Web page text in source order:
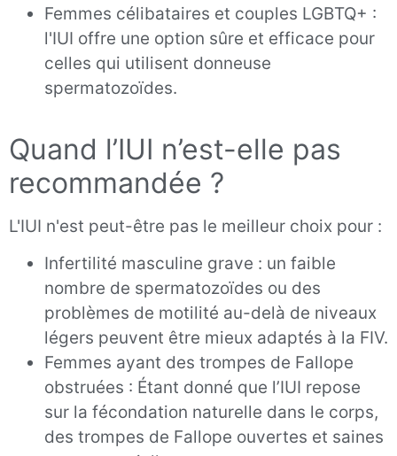
Femmes célibataires et couples LGBTQ+ :
l'IUI offre une option sûre et efficace pour
celles qui utilisent donneuse
spermatozoïdes.
Quand l’IUI n’est-elle pas
recommandée ?
L'IUI n'est peut-être pas le meilleur choix pour :
Infertilité masculine grave : un faible
nombre de spermatozoïdes ou des
problèmes de motilité au-delà de niveaux
légers peuvent être mieux adaptés à la FIV.
Femmes ayant des trompes de Fallope
obstruées : Étant donné que l’IUI repose
sur la fécondation naturelle dans le corps,
des trompes de Fallope ouvertes et saines